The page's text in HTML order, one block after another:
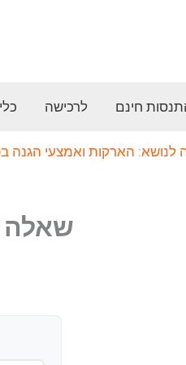
חינם לרכישה
לנושא: הארקות ואמצעי הגנה
שאלה מס’ 36 (הארקות